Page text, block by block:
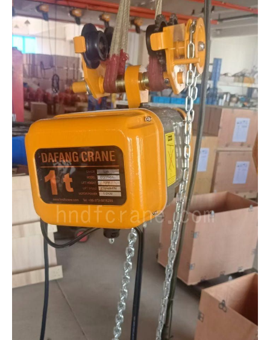
Kiswahili
Norsk
O‘zbekcha